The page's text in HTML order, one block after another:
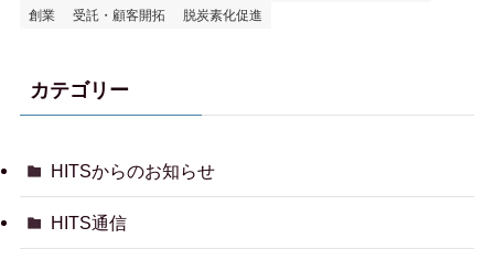
創業
受託・顧客開拓 脱炭素化促進
カテゴリー
HITSからのお知らせ
HITS通信